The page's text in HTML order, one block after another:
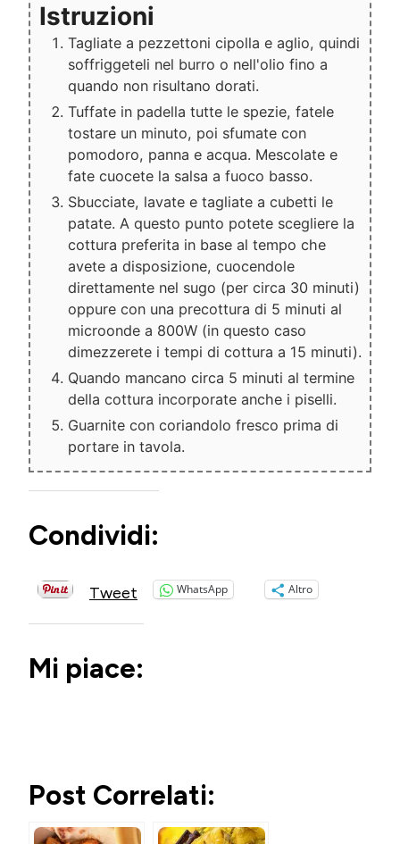
Istruzioni
Tagliate a pezzettoni cipolla e aglio, quindi
soffriggeteli nel burro o nell'olio fino a
quando non risultano dorati.
Tuffate in padella tutte le spezie, fatele
tostare un minuto, poi sfumate con
pomodoro, panna e acqua. Mescolate e
fate cuocete la salsa a fuoco basso.
Sbucciate, lavate e tagliate a cubetti le
patate. A questo punto potete scegliere la
cottura preferita in base al tempo che
avete a disposizione, cuocendole
direttamente nel sugo (per circa 30 minuti)
oppure con una precottura di 5 minuti al
microonde a 800W (in questo caso
dimezzerete i tempi di cottura a 15 minuti).
Quando mancano circa 5 minuti al termine
della cottura incorporate anche i piselli.
Guarnite con coriandolo fresco prima di
portare in tavola.
Condividi:
Tweet WhatsApp Altro
Mi piace:
Post Correlati: